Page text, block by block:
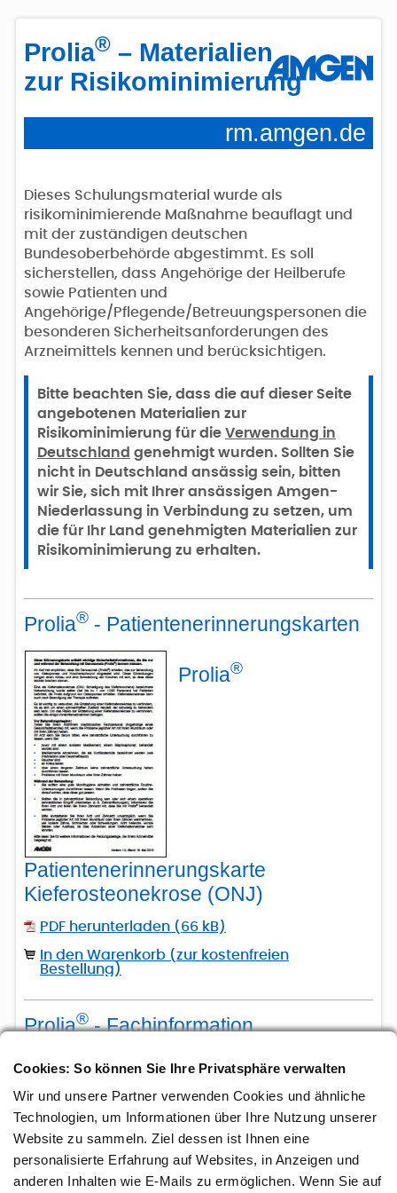
Cookies: So können Sie Ihre Privatsphäre verwalten
Wir und unsere Partner verwenden Cookies und ähnliche
Technologien, um Informationen über Ihre Nutzung unserer
Website zu sammeln. Ziel dessen ist Ihnen eine
personalisierte Erfahrung auf Websites, in Anzeigen und
anderen Inhalten wie E-Mails zu ermöglichen. Wenn Sie auf
Prolia®– Materialien
zur Risikominimierung
rm.amgen.de
Dieses Schulungsmaterial wurde als
risikominimierende Maßnahme beauflagt und
mit der zuständigen deutschen
Bundesoberbehörde abgestimmt. Es soll
sicherstellen, dass Angehörige der Heilberufe
sowie Patienten und
Angehörige/Pflegende/Betreuungspersonen die
besonderen Sicherheitsanforderungen des
Arzneimittels kennen und berücksichtigen.
Bitte beachten Sie, dass die auf dieser Seite
angebotenen Materialien zur
Risikominimierung für die Verwendung in
Deutschland genehmigt wurden. Sollten Sie
nicht in Deutschland ansässig sein, bitten
wir Sie, sich mit Ihrer ansässigen Amgen-
Niederlassung in Verbindung zu setzen, um
die für Ihr Land genehmigten Materialien zur
Risikominimierung zu erhalten.
Prolia®- Patientenerinnerungskarten
Prolia®
Patientenerinnerungskarte
Kieferosteonekrose (ONJ)
PDF herunterladen (66 kB)
In den Warenkorb (zur kostenfreien
Bestellung)
Prolia®- Fachinformation
Prolia®
Fachinformation
PDF herunterladen (99
kB)